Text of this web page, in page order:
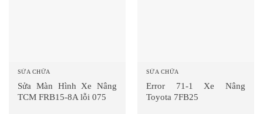
SỬA CHỮA
Sửa Màn Hình Xe Nâng
TCM FRB15-8A lỗi 075
SỬA CHỮA
Error 71-1 Xe Nâng
Toyota 7FB25